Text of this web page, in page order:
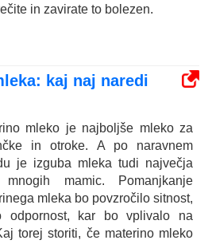
in zavirate to bolezen.
kaj naj naredi
mleko je najboljše mleko za
in otroke. A po naravnem
je izguba mleka tudi največja
mnogih mamic. Pomanjkanje
mleka bo povzročilo sitnost,
odpornost, kar bo vplivalo na
torej storiti, če materino mleko